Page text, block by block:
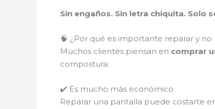
Sin engaños. Sin letra chiquita. Solo
🧠 ¿Por qué es importante reparar y
Muchos clientes piensan en comprar
compostura:
✔️ Es mucho más económico
Reparar una pantalla puede costarte